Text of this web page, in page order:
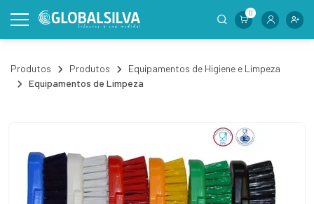
0
Produtos Produtos
Equipamentos de Higiene e Limpeza
Equipamentos de Limpeza